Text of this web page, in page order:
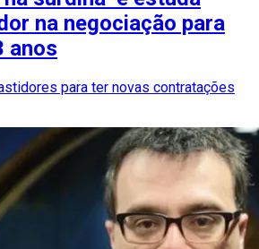
na negociação para
anos
para ter novas contratações